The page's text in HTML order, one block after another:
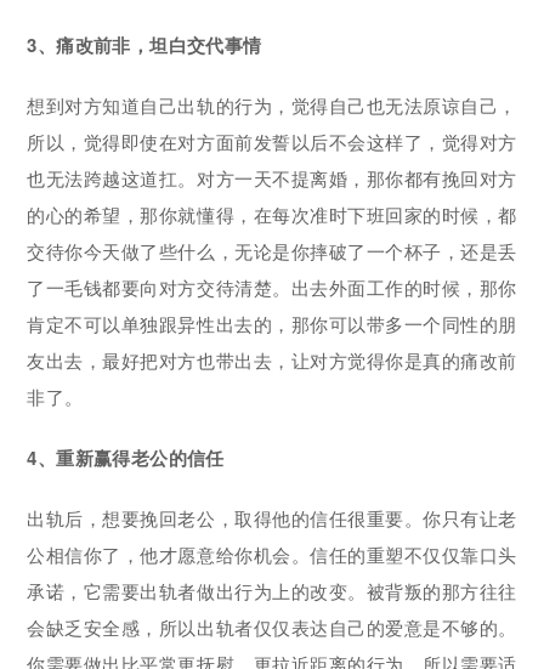
3、痛改前非，坦白交代事情
想到对方知道自己出轨的行为，觉得自己也无法原谅自己，
所以，觉得即使在对方面前发誓以后不会这样了，觉得对方
也无法跨越这道扛。对方一天不提离婚，那你都有挽回对方
的心的希望，那你就懂得，在每次准时下班回家的时候，都
交待你今天做了些什么，无论是你摔破了一个杯子，还是丢
了一毛钱都要向对方交待清楚。出去外面工作的时候，那你
肯定不可以单独跟异性出去的，那你可以带多一个同性的朋
友出去，最好把对方也带出去，让对方觉得你是真的痛改前
非了。
4、重新赢得老公的信任
出轨后，想要挽回老公，取得他的信任很重要。你只有让老
公相信你了，他才愿意给你机会。信任的重塑不仅仅靠口头
承诺，它需要出轨者做出行为上的改变。被背叛的那方往往
会缺乏安全感，所以出轨者仅仅表达自己的爱意是不够的。
你需要做出比平常更抚慰，更拉近距离的行为，所以需要适